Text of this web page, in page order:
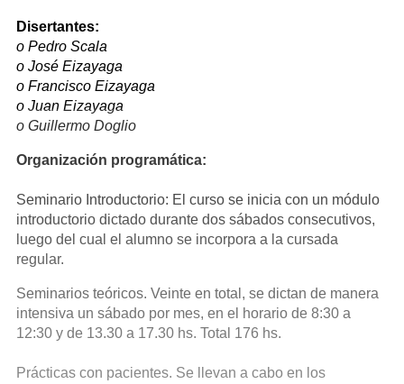
Disertantes:
o Pedro Scala
o José Eizayaga
o Francisco Eizayaga
o Juan Eizayaga
o Guillermo Doglio
Organización programática:
Seminario Introductorio: El curso se inicia con un módulo
introductorio dictado durante dos sábados consecutivos,
luego del cual el alumno se incorpora a la cursada
regular.
Seminarios teóricos. Veinte en total, se dictan de manera
intensiva un sábado por mes, en el horario de 8:30 a
12:30 y de 13.30 a 17.30 hs. Total 176 hs.
Prácticas con pacientes. Se llevan a cabo en los